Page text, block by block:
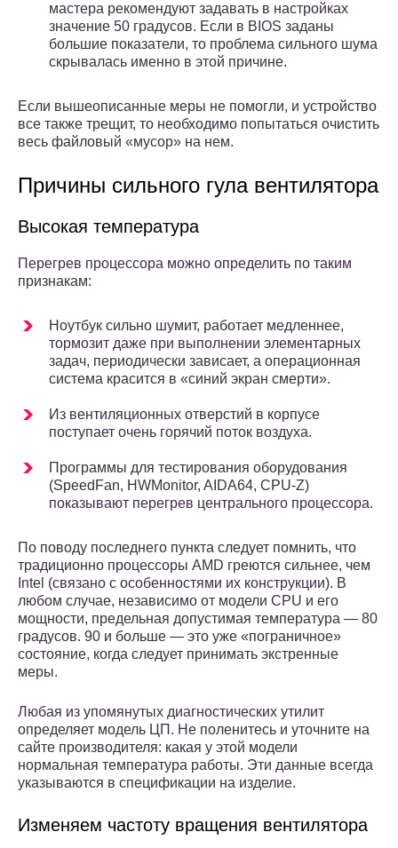
мастера рекомендуют задавать в настройках
значение 50 градусов. Если в BIOS заданы
большие показатели, то проблема сильного шума
скрывалась именно в этой причине.
Если вышеописанные меры не помогли, и устройство
все также трещит, то необходимо попытаться очистить
весь файловый «мусор» на нем.
Причины сильного гула вентилятора
Высокая температура
Перегрев процессора можно определить по таким
признакам:
Ноутбук сильно шумит, работает медленнее,
тормозит даже при выполнении элементарных
задач, периодически зависает, а операционная
система красится в «синий экран смерти».
Из вентиляционных отверстий в корпусе
поступает очень горячий поток воздуха.
Программы для тестирования оборудования
(SpeedFan, HWMonitor, AIDA64, CPU-Z)
показывают перегрев центрального процессора.
По поводу последнего пункта следует помнить, что
традиционно процессоры AMD греются сильнее, чем
Intel (связано с особенностями их конструкции). В
любом случае, независимо от модели CPU и его
мощности, предельная допустимая температура — 80
градусов. 90 и больше — это уже «пограничное»
состояние, когда следует принимать экстренные
меры.
Любая из упомянутых диагностических утилит
определяет модель ЦП. Не поленитесь и уточните на
сайте производителя: какая у этой модели
нормальная температура работы. Эти данные всегда
указываются в спецификации на изделие.
Изменяем частоту вращения вентилятора